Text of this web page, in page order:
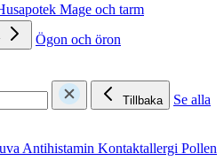
Mage och tarm
Ögon och öron
Tillbaka
Se alla
Antihistamin Kontaktallergi Pollen